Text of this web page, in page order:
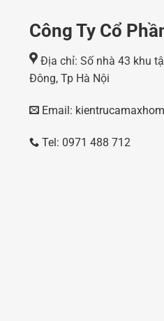
Công Ty Cổ
Địa chỉ: Số nhà 43 khu
Đông, Tp Hà Nội
Email:
Tel: 0971 488 712